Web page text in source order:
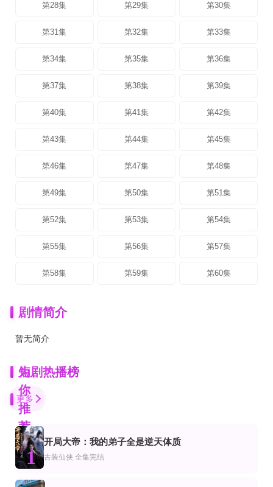
第28集 第29集 第30集
第31集 第32集 第33集
第34集 第35集 第36集
第37集 第38集 第39集
第40集 第41集 第42集
第43集 第44集 第45集
第46集 第47集 第48集
第49集 第50集 第51集
第52集 第53集 第54集
第55集 第56集 第57集
第58集 第59集 第60集
剧情简介
暂无简介
为
你
推
荐
全100集
秦爷的小骄纵
全集
玄门归女破家沉冤
完结
红毯上的玩笑
短剧热播榜
更多
1
开局大帝：我的弟子全是逆天体质
古装仙侠 全集完结